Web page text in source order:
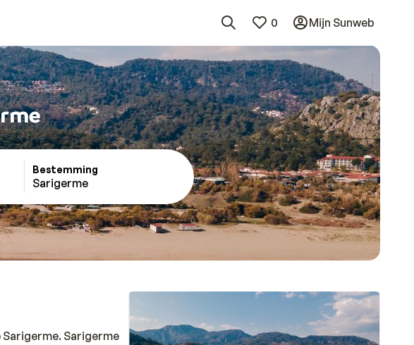
0 Mijn Sunweb
Bestemming
Sarigerme
Sarigerme